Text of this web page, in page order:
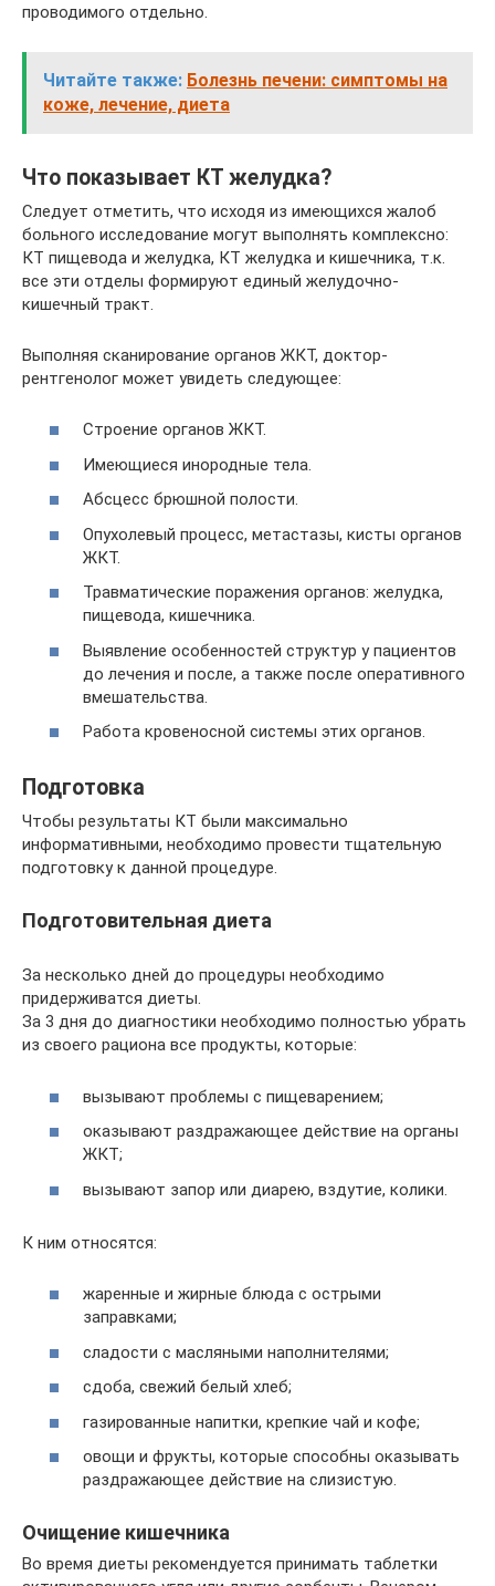
проводимого отдельно.
Читайте также: Болезнь печени: симптомы на
коже, лечение, диета
Что показывает КТ желудка?
Следует отметить, что исходя из имеющихся жалоб
больного исследование могут выполнять комплексно:
КТ пищевода и желудка, КТ желудка и кишечника, т.к.
все эти отделы формируют единый желудочно-
кишечный тракт.
Выполняя сканирование органов ЖКТ, доктор-
рентгенолог может увидеть следующее:
Строение органов ЖКТ.
Имеющиеся инородные тела.
Абсцесс брюшной полости.
Опухолевый процесс, метастазы, кисты органов
ЖКТ.
Травматические поражения органов: желудка,
пищевода, кишечника.
Выявление особенностей структур у пациентов
до лечения и после, а также после оперативного
вмешательства.
Работа кровеносной системы этих органов.
Подготовка
Чтобы результаты КТ были максимально
информативными, необходимо провести тщательную
подготовку к данной процедуре.
Подготовительная диета
За несколько дней до процедуры необходимо
придерживатся диеты.
За 3 дня до диагностики необходимо полностью убрать
из своего рациона все продукты, которые:
вызывают проблемы с пищеварением;
оказывают раздражающее действие на органы
ЖКТ;
вызывают запор или диарею, вздутие, колики.
К ним относятся:
жаренные и жирные блюда с острыми
заправками;
сладости с масляными наполнителями;
сдоба, свежий белый хлеб;
газированные напитки, крепкие чай и кофе;
овощи и фрукты, которые способны оказывать
раздражающее действие на слизистую.
Очищение кишечника
Во время диеты рекомендуется принимать таблетки